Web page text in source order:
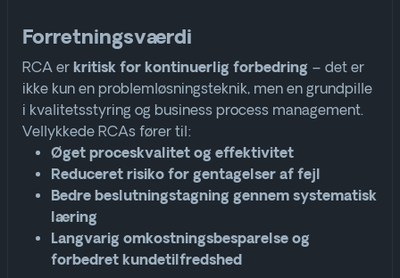
Forretningsværdi
RCA er kritisk for kontinuerlig forbedring – det er
ikke kun en problemløsningsteknik, men en grundpille
i kvalitetsstyring og business process management.
Vellykkede RCAs fører til:
Øget proceskvalitet og effektivitet
Reduceret risiko for gentagelser af fejl
Bedre beslutningstagning gennem systematisk
læring
Langvarig omkostningsbesparelse og
forbedret kundetilfredshed